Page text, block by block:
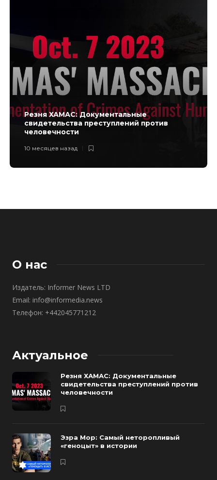
Резня ХАМАС: Документальные
свидетельства преступлений против
человечности
10 месяцев назад
О нас
Издатель: Informer News LTD
Email: info@informedia.news
Телефон: +442045771212
Актуальное
Резня ХАМАС: Документальные
свидетельства преступлений против
человечности
Эзра Мор: Самый неторопливый
«геноцыт» в истории